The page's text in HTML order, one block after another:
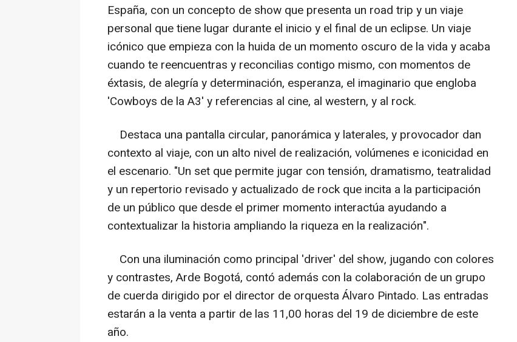
España, con un concepto de show que presenta un road trip y un viaje
personal que tiene lugar durante el inicio y el final de un eclipse. Un viaje
icónico que empieza con la huida de un momento oscuro de la vida y acaba
cuando te reencuentras y reconcilias contigo mismo, con momentos de
éxtasis, de alegría y determinación, esperanza, el imaginario que engloba
'Cowboys de la A3' y referencias al cine, al western, y al rock.
Destaca una pantalla circular, panorámica y laterales, y provocador dan
contexto al viaje, con un alto nivel de realización, volúmenes e iconicidad en
el escenario. "Un set que permite jugar con tensión, dramatismo, teatralidad
y un repertorio revisado y actualizado de rock que incita a la participación
de un público que desde el primer momento interactúa ayudando a
contextualizar la historia ampliando la riqueza en la realización".
Con una iluminación como principal 'driver' del show, jugando con colores
y contrastes, Arde Bogotá, contó además con la colaboración de un grupo
de cuerda dirigido por el director de orquesta Álvaro Pintado. Las entradas
estarán a la venta a partir de las 11,00 horas del 19 de diciembre de este
año.